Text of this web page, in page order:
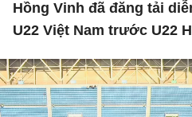
Hồng Vinh đã đăng tải
U22 Việt Nam trước U22